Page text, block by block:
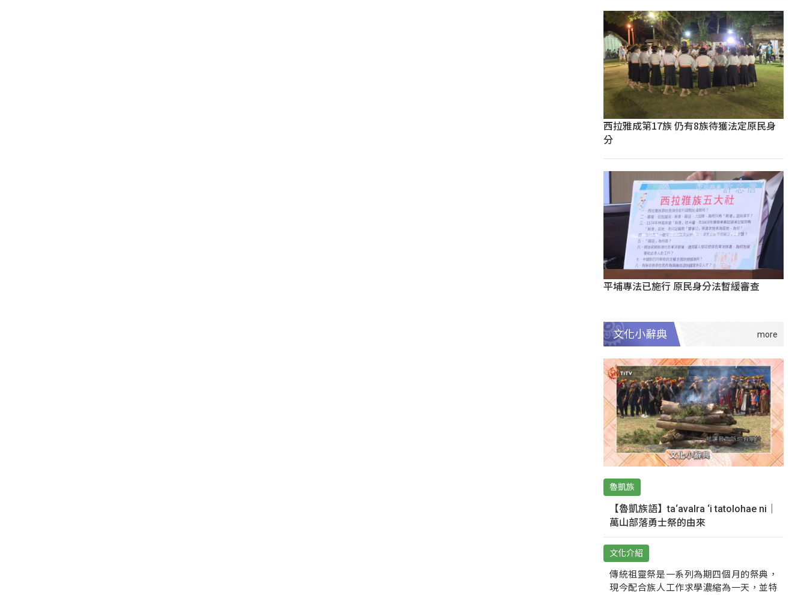
西拉雅成第17族 仍有8族待獲法定原民身
分
平埔專法已施行 原民身分法暫緩審查
文化小辭典
魯凱族
【魯凱族語】ta‘avalra ‘i tatolohae ni｜
萬山部落勇士祭的由來
文化介紹
傳統祖靈祭是一系列為期四個月的祭典，
現今配合族人工作求學濃縮為一天，並特